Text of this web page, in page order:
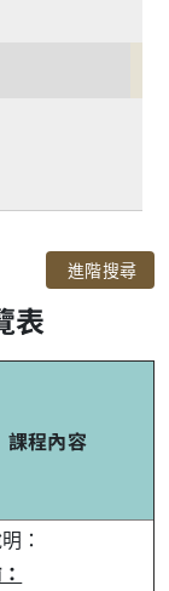
進階搜尋
表
課程內容
：